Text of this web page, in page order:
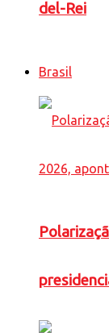
del-Rei
Brasil